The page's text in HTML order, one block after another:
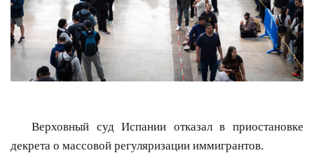
Верховный суд Испании отказал в приостановке
декрета о массовой регуляризации иммигрантов.